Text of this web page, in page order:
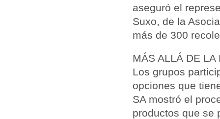
aseguró el
Suxo, de la
más de 300
MÁS ALLÁ DE LA
Los grupos
opciones que
SA mostró el
productos que se